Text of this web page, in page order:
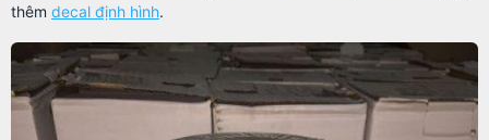
thêm decal định hình.